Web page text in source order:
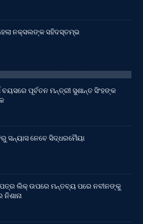
ନକ୍ସଲଙ୍କ ସହିଦସ୍ତମ୍ଭ
ବୟସରେ ପୂର୍ବତନ ମନ୍ତ୍ରୀ ସୁଶାନ୍ତ ସିଂହଙ୍କ
ସନ୍ୟାସ ନେବେ ସିଦ୍ଧରମୈୟା
ଲିକ୍ ଉପରେ ମନ୍ତବ୍ୟ ପରେ ନବୀନଙ୍କୁ